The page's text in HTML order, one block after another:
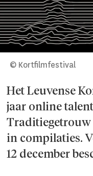
© Kortfilmfestival
Het Leuvense
jaar online
Traditiegetrouw
in compilaties.
12 december